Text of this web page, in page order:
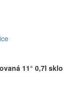
11° 0,7l sklo